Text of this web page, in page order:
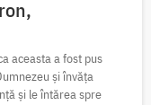
aceasta a fost pus
și învăța
și le întărea spre